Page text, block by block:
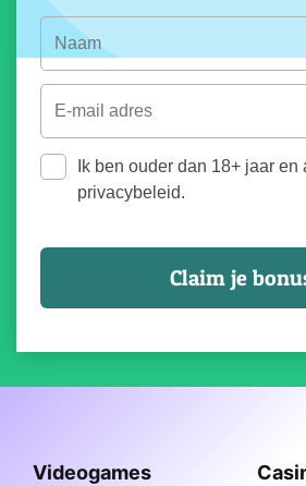
Ik ben ouder dan 18+ jaar en
privacybeleid.
Videogames